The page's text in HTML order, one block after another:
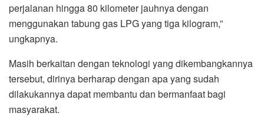
perjalanan hingga 80 kilometer jauhnya dengan
menggunakan tabung gas LPG yang tiga kilogram,”
ungkapnya.
Masih berkaitan dengan teknologi yang dikembangkannya
tersebut, dirinya berharap dengan apa yang sudah
dilakukannya dapat membantu dan bermanfaat bagi
masyarakat.